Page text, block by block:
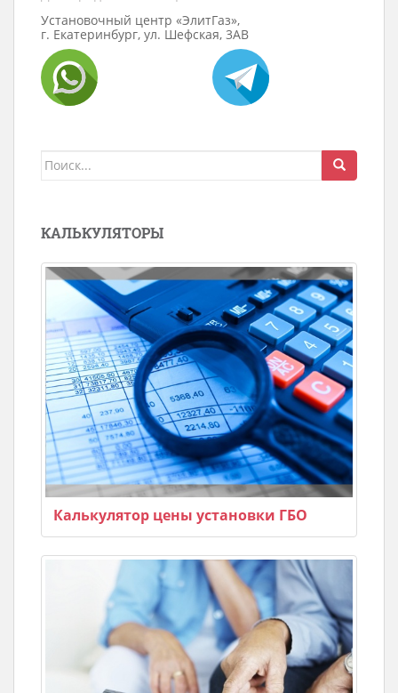
Установочный центр «ЭлитГаз»,
г. Екатеринбург, ул. Шефская, 3АВ
Поиск
КАЛЬКУЛЯТОРЫ
Калькулятор цены установки ГБО